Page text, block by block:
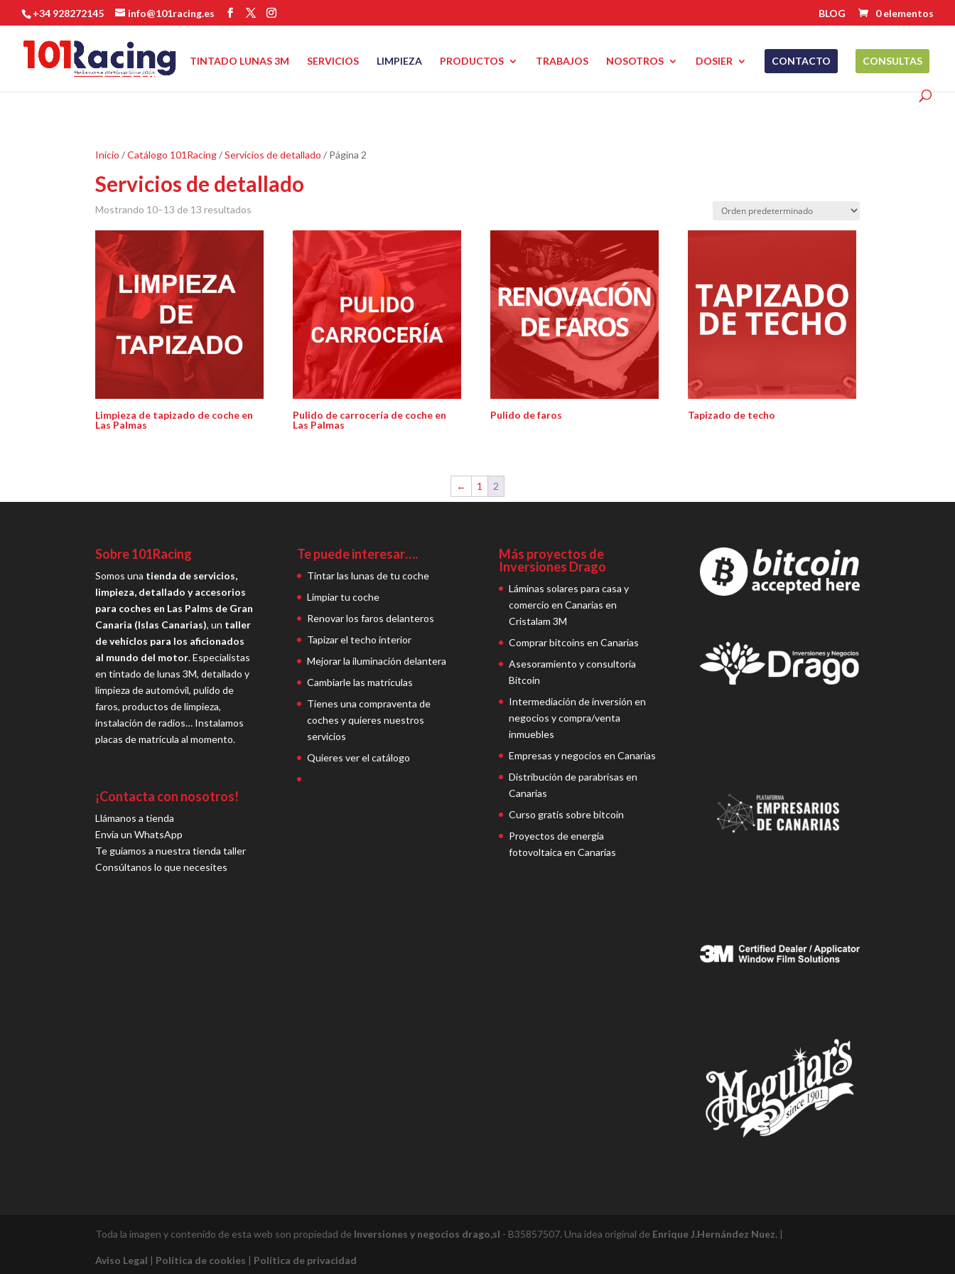
+34 928272145 info@101racing.es BLOG 0 elementos
TINTADO LUNAS 3M SERVICIOS LIMPIEZA PRODUCTOS TRABAJOS NOSOTROS DOSIER CONTACTO CONSULTAS
Inicio /Catálogo 101Racing/Servicios de detallado / Página 2
Servicios de detallado
Mostrando 10–13 de 13 resultados
Limpieza de tapizado de coche en
Las Palmas
Pulido de carrocería de coche en
Las Palmas
Pulido de faros Tapizado de techo
← 1 2
Sobre 101Racing
Somos una tienda de servicios,
limpieza, detallado y accesorios
para coches en Las Palms de Gran
Canaria (Islas Canarias), un taller
de vehíclos para los aficionados
al mundo del motor. Especialistas
en tintado de lunas 3M, detallado y
limpieza de automóvil, pulido de
faros, productos de limpieza,
instalación de radios… Instalamos
placas de matrícula al momento.
¡Contacta con nosotros!
Llámanos a tienda
Envía un WhatsApp
Te guiamos a nuestra tienda taller
Consúltanos lo que necesites
Te puede interesar….
Tintar las lunas de tu coche
Limpiar tu coche
Renovar los faros delanteros
Tapizar el techo interior
Mejorar la iluminación delantera
Cambiarle las matrículas
Tienes una compraventa de
coches y quieres nuestros
servicios
Quieres ver el catálogo
Más proyectos de
Inversiones Drago
Láminas solares para casa y
comercio en Canarias en
Cristalam 3M
Comprar bitcoins en Canarias
Asesoramiento y consultoría
Bitcoin
Intermediación de inversión en
negocios y compra/venta
inmuebles
Empresas y negocios en Canarias
Distribución de parabrisas en
Canarias
Curso gratis sobre bitcoin
Proyectos de energía
fotovoltaica en Canarias
Toda la imagen y contenido de esta web son propiedad de Inversiones y negocios drago,sl - B35857507. Una idea original de Enrique J.Hernández Nuez. |
Aviso Legal | Política de cookies | Política de privacidad